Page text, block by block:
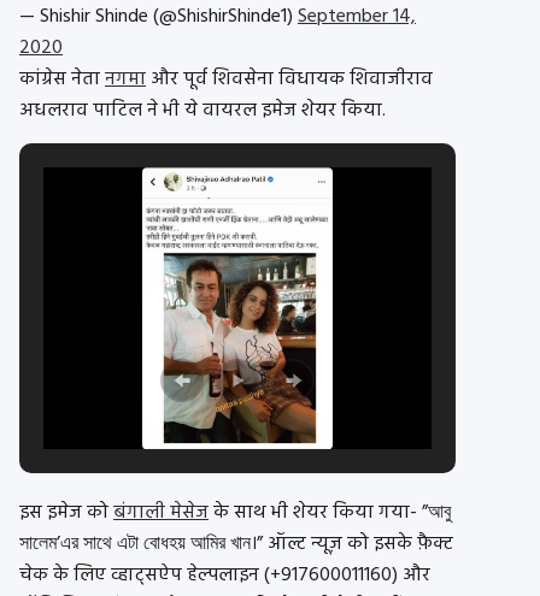
— Shishir Shinde (@ShishirShinde1)September 14,
2020
कांग्रेस नेतानगमाऔर पूर्व शिवसेना विधायक शिवाजीराव
अधलराव पाटिल ने भी ये वायरल इमेज शेयर किया.
इस इमेज कोबंगाली मेसेजके साथ भी शेयर किया गया- ”আবু
সালেম’এর সাথে এটা বোধহয় আমির খান।” ऑल्ट न्यूज़ को इसके फ़ैक्ट
चेक के लिए व्हाट्सऐप हेल्पलाइन (+917600011160) और